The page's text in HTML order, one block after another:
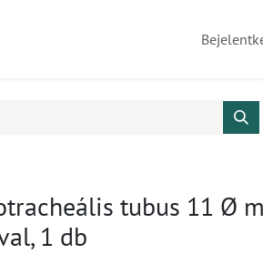
tubus 11 Ø
1 db